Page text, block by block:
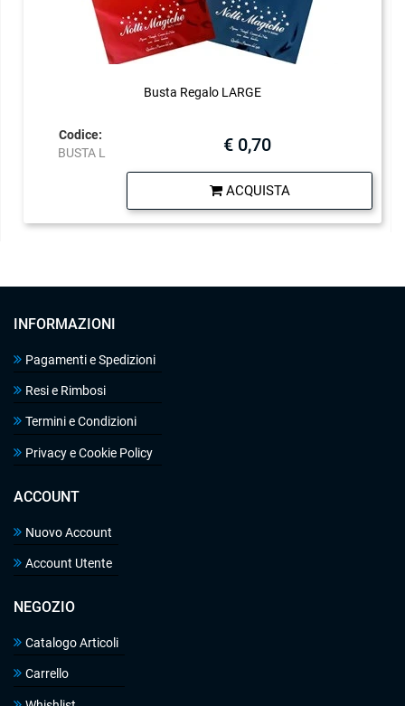
Busta Regalo LARGE
Codice:
BUSTA L
€ 0,70
ACQUISTA
INFORMAZIONI
Pagamenti e Spedizioni
Resi e Rimbosi
Termini e Condizioni
Privacy e Cookie Policy
ACCOUNT
Nuovo Account
Account Utente
NEGOZIO
Catalogo Articoli
Carrello